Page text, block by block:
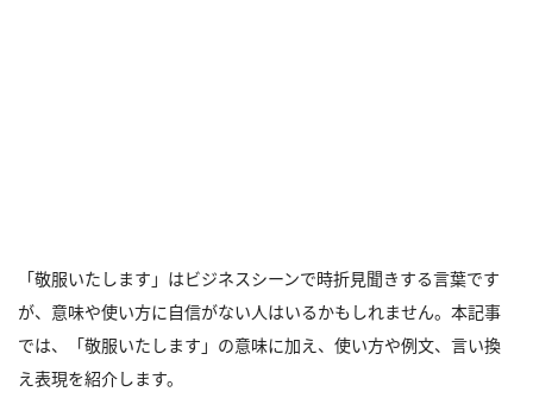
「敬服いたします」はビジネスシーンで時折見聞きする言葉です
が、意味や使い方に自信がない人はいるかもしれません。本記事
では、「敬服いたします」の意味に加え、使い方や例文、言い換
え表現を紹介します。